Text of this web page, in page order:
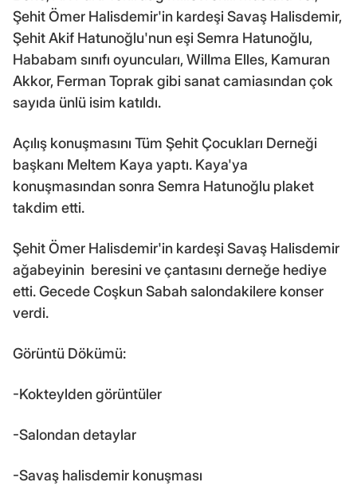
Şehit Ömer Halisdemir'in kardeşi Savaş Halisdemir,
Şehit Akif Hatunoğlu'nun eşi Semra Hatunoğlu,
Hababam sınıfı oyuncuları, Willma Elles, Kamuran
Akkor, Ferman Toprak gibi sanat camiasından çok
sayıda ünlü isim katıldı.
Açılış konuşmasını Tüm Şehit Çocukları Derneği
başkanı Meltem Kaya yaptı. Kaya'ya
konuşmasından sonra Semra Hatunoğlu plaket
takdim etti.
Şehit Ömer Halisdemir'in kardeşi Savaş Halisdemir
ağabeyinin beresini ve çantasını derneğe hediye
etti. Gecede Coşkun Sabah salondakilere konser
verdi.
Görüntü Dökümü:
-Kokteylden görüntüler
-Salondan detaylar
-Savaş halisdemir konuşması